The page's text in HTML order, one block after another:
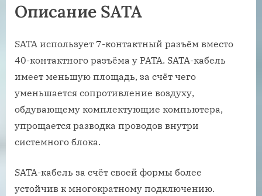
Описание SATA
SATA использует 7-контактный разъём вместо
40-контактного разъёма у PATA. SATA-кабель
имеет меньшую площадь, за счёт чего
уменьшается сопротивление воздуху,
обдувающему комплектующие компьютера,
упрощается разводка проводов внутри
системного блока.
SATA-кабель за счёт своей формы более
устойчив к многократному подключению.